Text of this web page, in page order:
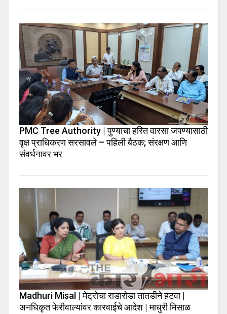
PMC Tree Authority | पुण्याचा हरित वारसा जपण्यासाठी
वृक्ष प्राधिकरण सरसावले – पहिली बैठक; संरक्षण आणि
संवर्धनावर भर
Madhuri Misal | मेट्रोचा राडारोडा तातडीने हटवा |
अनधिकृत फेरीवाल्यांवर कारवाईचे आदेश | माधुरी मिसाळ